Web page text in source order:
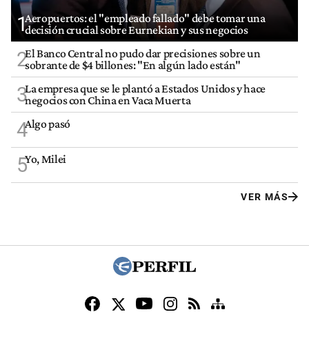
1Aeropuertos: el "empleado fallado" debe tomar una
decisión crucial sobre Eurnekian y sus negocios
2El Banco Central no pudo dar precisiones sobre un
sobrante de $4 billones: "En algún lado están"
3La empresa que se le plantó a Estados Unidos y hace
negocios con China en Vaca Muerta
4Algo pasó
5Yo, Milei
VER MÁS